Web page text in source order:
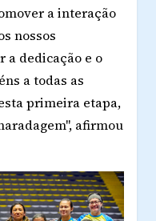
a interação
nossos
a dedicação e o
a todas as
primeira etapa,
afirmou